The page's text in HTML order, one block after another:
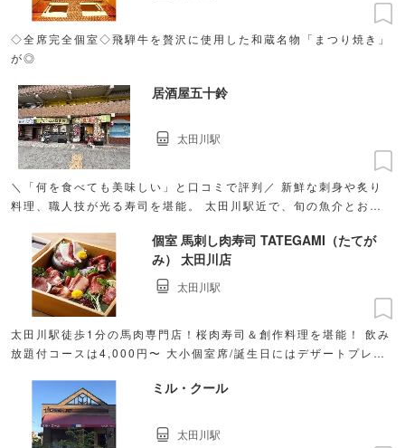
◇全席完全個室◇飛騨牛を贅沢に使用した和蔵名物「まつり焼き」
が◎
居酒屋五十鈴
＼「何を食べても美味しい」と口コミで評判／ 新鮮な刺身や炙り
料理、職人技が光る寿司を堪能。 太田川駅近で、旬の魚介とお酒
太田川駅
個室 馬刺し肉寿司 TATEGAMI（たてが
み） 太田川店
太田川駅徒歩1分の馬肉専門店！桜肉寿司＆創作料理を堪能！ 飲み
放題付コースは4,000円〜 大小個室席/誕生日にはデザートプレー
太田川駅
ミル・クール
太田川駅